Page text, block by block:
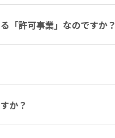
「許可事業」なのですか？
か？